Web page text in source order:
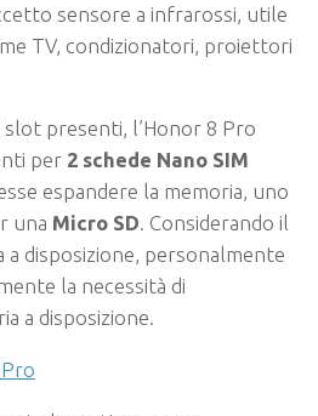
sensore a infrarossi, utile
TV, condizionatori, proiettori
presenti, l’Honor 8 Pro
per 2 schede Nano SIM
espandere la memoria, uno
una Micro SD. Considerando il
a disposizione, personalmente
la necessità di
a disposizione.